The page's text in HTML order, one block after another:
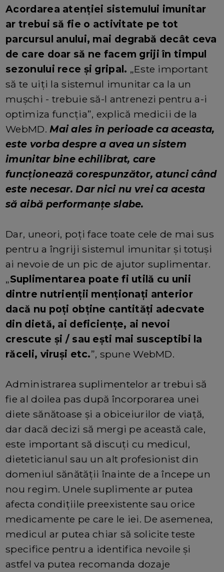
Acordarea atenției sistemului imunitar
ar trebui să fie o activitate pe tot
parcursul anului, mai degrabă decât ceva
de care doar să ne facem griji în timpul
sezonului rece și gripal. „Este important
să te uiți la sistemul imunitar ca la un
mușchi - trebuie să-l antrenezi pentru a-i
optimiza funcția”, explică medicii de la
WebMD.Mai ales în perioade ca aceasta,
este vorba despre a avea un sistem
imunitar bine echilibrat, care
funcționează corespunzător, atunci când
este necesar. Dar nici nu vrei ca acesta
să aibă performanțe slabe.
Dar, uneori, poți face toate cele de mai sus
pentru a îngriji sistemul imunitar și totuși
ai nevoie de un pic de ajutor suplimentar.
„Suplimentarea poate fi utilă cu unii
dintre nutrienții menționați anterior
dacă nu poți obține cantități adecvate
din dietă, ai deficiențe, ai nevoi
crescute și / sau ești mai susceptibi la
răceli, viruși etc.”, spune WebMD.
Administrarea suplimentelor ar trebui să
fie al doilea pas după încorporarea unei
diete sănătoase și a obiceiurilor de viață,
dar dacă decizi să mergi pe această cale,
este important să discuți cu medicul,
dieteticianul sau un alt profesionist din
domeniul sănătății înainte de a începe un
nou regim. Unele suplimente ar putea
afecta condițiile preexistente sau orice
medicamente pe care le iei. De asemenea,
medicul ar putea chiar să solicite teste
specifice pentru a identifica nevoile și
astfel va putea recomanda dozaje